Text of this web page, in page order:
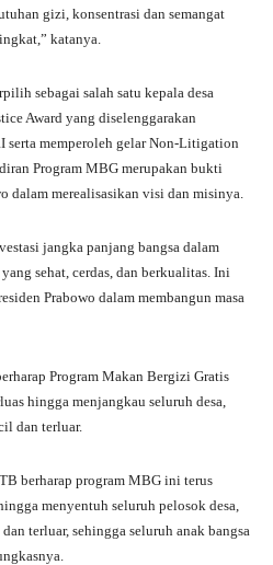
gizi, konsentrasi dan semangat
katanya.
sebagai salah satu kepala desa
Award yang diselenggarakan
serta memperoleh gelar Non-Litigation
Program MBG merupakan bukti
dalam merealisasikan visi dan misinya.
jangka panjang bangsa dalam
sehat, cerdas, dan berkualitas. Ini
Prabowo dalam membangun masa
Program Makan Bergizi Gratis
hingga menjangkau seluruh desa,
dan terluar.
berharap program MBG ini terus
menyentuh seluruh pelosok desa,
terluar, sehingga seluruh anak bangsa